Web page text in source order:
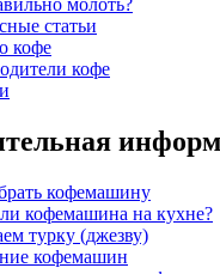
статьи
кофе
кофе
кофемашину
кофемашина на кухне?
турку (джезву)
кофемашин